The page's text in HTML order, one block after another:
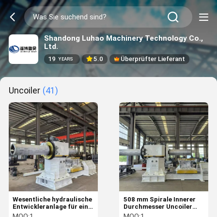
Shandong Luhao Machinery Technology Co.,
Ltd.
19 YEARS 5.0 Überprüfter Lieferant
Uncoiler (41)
Wesentliche hydraulische
Entwickleranlage für eine
stabile und präzise
508 mm Spirale Innerer
Durchmesser Uncoiler
mit Notstoppknopf und